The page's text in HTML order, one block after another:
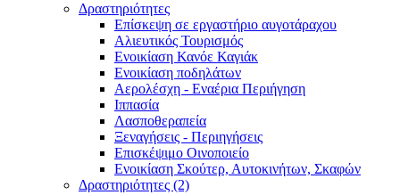
Δραστηριότητες
Επίσκεψη σε εργαστήριο αυγοτάραχου
Αλιευτικός Τουρισμός
Ενοικίαση Κανόε Καγιάκ
Ενοικίαση ποδηλάτων
Αερολέσχη - Εναέρια Περιήγηση
Ιππασία
Λασποθεραπεία
Ξεναγήσεις - Περιηγήσεις
Επισκέψιμο Οινοποιείο
Ενοικίαση Σκούτερ, Αυτοκινήτων, Σκαφών
Δραστηριότητες (2)